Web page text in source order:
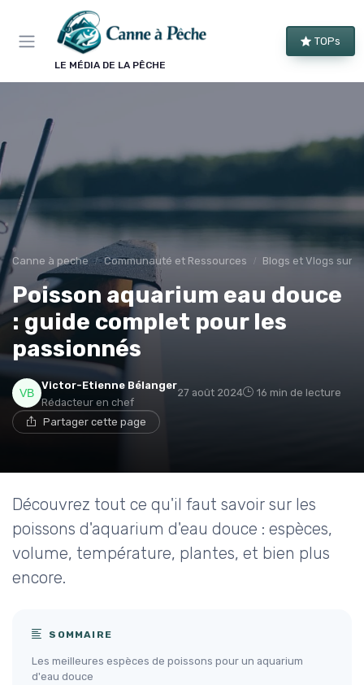
LE MÉDIA DE LA PÊCHE
TOPs
Canne à peche Communauté et Ressources Blogs et Vlogs sur
Poisson aquarium eau douce
: guide complet pour les
passionnés
Victor-Etienne Bélanger
Rédacteur en chef
27 août 2024 16 min de lecture
Partager cette page
Découvrez tout ce qu'il faut savoir sur les
poissons d'aquarium d'eau douce : espèces,
volume, température, plantes, et bien plus
encore.
SOMMAIRE
Les meilleures espèces de poissons pour un aquarium
d'eau douce
Panneau de gestion des cookies